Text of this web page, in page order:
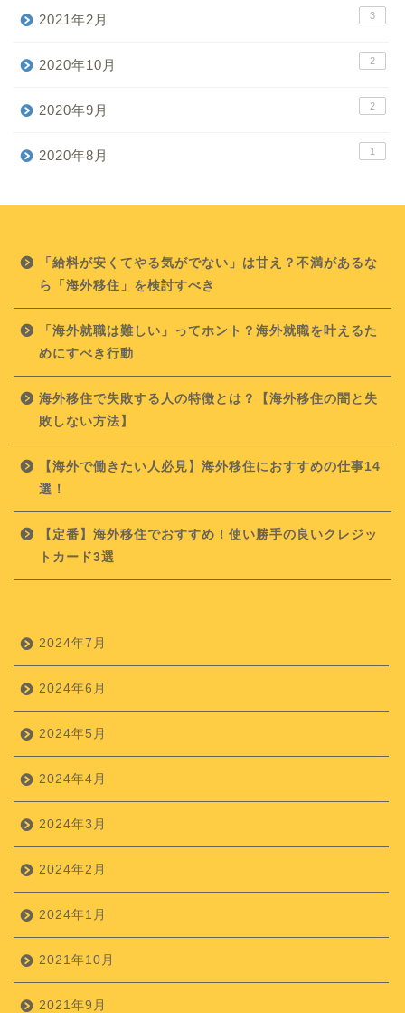
2021年2月 3
2020年10月 2
2020年9月 2
2020年8月 1
「給料が安くてやる気がでない」は甘え？不満があるな
ら「海外移住」を検討すべき
「海外就職は難しい」ってホント？海外就職を叶えるた
めにすべき行動
海外移住で失敗する人の特徴とは？【海外移住の闇と失
敗しない方法】
【海外で働きたい人必見】海外移住におすすめの仕事14
選！
【定番】海外移住でおすすめ！使い勝手の良いクレジッ
トカード3選
2024年7月
2024年6月
2024年5月
2024年4月
2024年3月
2024年2月
2024年1月
2021年10月
2021年9月